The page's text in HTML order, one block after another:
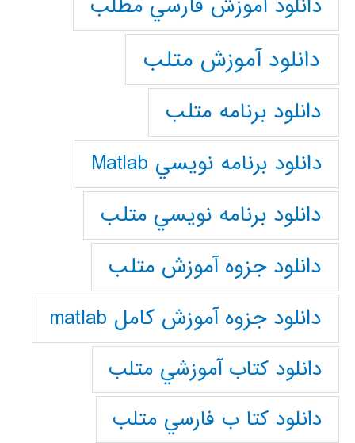
دانلود آموزش فارسي مطلب
دانلود آموزش متلب
دانلود برنامه متلب
دانلود برنامه نويسي Matlab
دانلود برنامه نويسي متلب
دانلود جزوه آموزش متلب
دانلود جزوه آموزش کامل matlab
دانلود كتاب آموزشي متلب
دانلود كتا ب فارسي متلب